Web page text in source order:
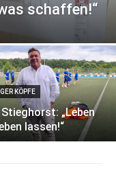
schaffen!“
KÖPFE
„Leben
lassen!“